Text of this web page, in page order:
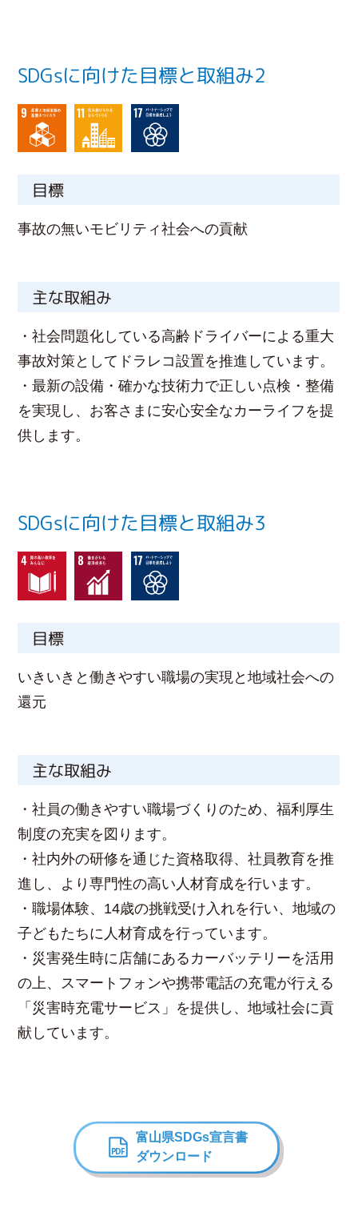
SDGsに向けた目標と取組み2
目標
事故の無いモビリティ社会への貢献
主な取組み
・社会問題化している高齢ドライバーによる重大
事故対策としてドラレコ設置を推進しています。
・最新の設備・確かな技術力で正しい点検・整備
を実現し、お客さまに安心安全なカーライフを提
供します。
SDGsに向けた目標と取組み3
目標
いきいきと働きやすい職場の実現と地域社会への
還元
主な取組み
・社員の働きやすい職場づくりのため、福利厚生
制度の充実を図ります。
・社内外の研修を通じた資格取得、社員教育を推
進し、より専門性の高い人材育成を行います。
・職場体験、14歳の挑戦受け入れを行い、地域の
子どもたちに人材育成を行っています。
・災害発生時に店舗にあるカーバッテリーを活用
の上、スマートフォンや携帯電話の充電が行える
「災害時充電サービス」を提供し、地域社会に貢
献しています。
富山県SDGs宣言書
ダウンロード